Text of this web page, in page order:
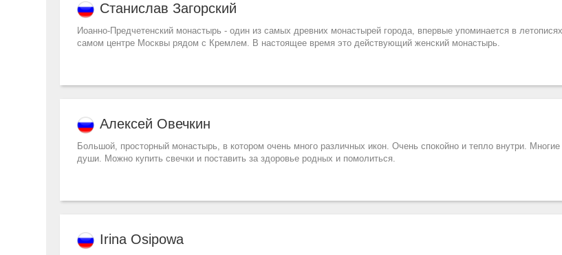
Станислав Загорский
Иоанно-Предчетенский монастырь - один из самых древних монастырей города, впервые упоминается в
самом центре Москвы рядом с Кремлем. В настоящее время это действующий женский монастырь.
Алексей Овечкин
Большой, просторный монастырь, в котором очень много различных икон. Очень спокойно и тепло внутри.
души. Можно купить свечки и поставить за здоровье родных и помолиться.
Irina Osipowa